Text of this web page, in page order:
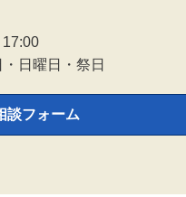
日曜日・祭日
談フォーム